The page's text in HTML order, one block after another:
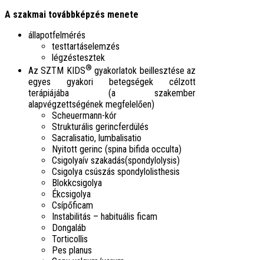
A szakmai továbbképzés menete
állapotfelmérés
testtartáselemzés
légzéstesztek
Az SZTM KIDS® gyakorlatok beillesztése az
egyes gyakori betegségek célzott
terápiájába (a szakember
alapvégzettségének megfelelően)
Scheuermann-kór
Strukturális gerincferdülés
Sacralisatio, lumbalisatio
Nyitott gerinc (spina bifida occulta)
Csigolyaív szakadás(spondylolysis)
Csigolya csúszás spondylolisthesis
Blokkcsigolya
Ékcsigolya
Csípőficam
Instabilitás – habituális ficam
Dongaláb
Torticollis
Pes planus